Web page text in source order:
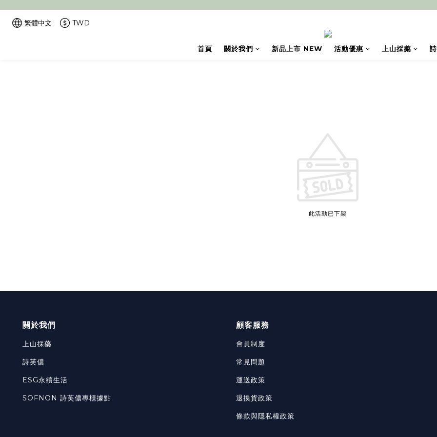
繁體中文 TWD
首頁 關於我們 新品上市 NEW 活動優惠 上山採藥
此活動已下架
關於我們
上山採藥
詩芙儂
ESG永續生活
SOFNON 詩芙儂專櫃據點
顧客服務
會員制度
常見問題
運送政策
退換貨政策
條款與隱私權政策